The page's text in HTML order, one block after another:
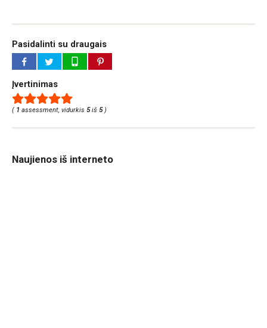
Pasidalinti su draugais
Įvertinimas
( 1 assessment, vidurkis 5iš 5)
Naujienos iš interneto